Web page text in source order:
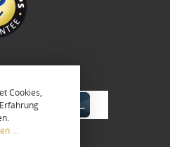
Cookies,
...